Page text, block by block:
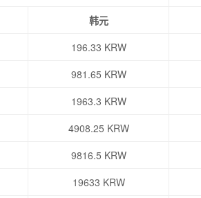
韩元
196.33 KRW
981.65 KRW
1963.3 KRW
4908.25 KRW
9816.5 KRW
19633 KRW